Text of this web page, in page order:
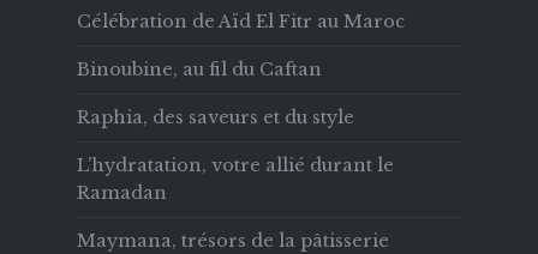
Célébration de Aïd El Fitr au Maroc
Binoubine, au fil du Caftan
Raphia, des saveurs et du style
L’hydratation, votre allié durant le
Ramadan
Maymana, trésors de la pâtisserie